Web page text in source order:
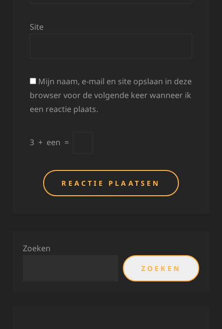
Site
Mijn naam, e-mail en site opslaan in deze
browser voor de volgende keer wanneer ik
een reactie plaats.
3 + een =
Zoeken
ZOEKEN